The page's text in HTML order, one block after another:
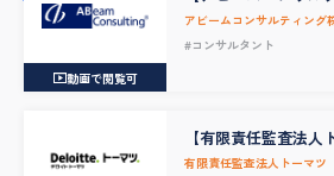
動画で閲覧可
ンサルタント アカ
PM（ディスクリート
アビームコンサルティング
#コンサルタント
【有限責任監査法
（生保・損保）のIT
有限責任監査法人トーマツ